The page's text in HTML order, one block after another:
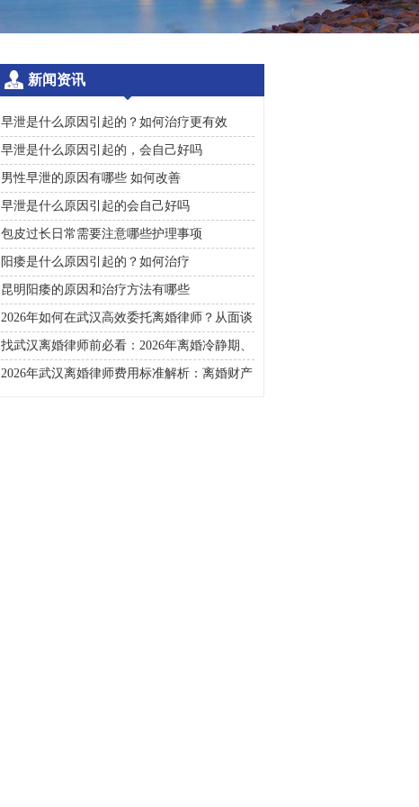
新闻资讯
早泄是什么原因引起的？如何治疗更有效
早泄是什么原因引起的，会自己好吗
男性早泄的原因有哪些 如何改善
早泄是什么原因引起的会自己好吗
包皮过长日常需要注意哪些护理事项
阳痿是什么原因引起的？如何治疗
昆明阳痿的原因和治疗方法有哪些
2026年如何在武汉高效委托离婚律师？从面谈
咨询到判决执行的完整避雷手册
找武汉离婚律师前必看：2026年离婚冷静期、
彩礼返还及房产分割高频问题汇总
2026年武汉离婚律师费用标准解析：离婚财产